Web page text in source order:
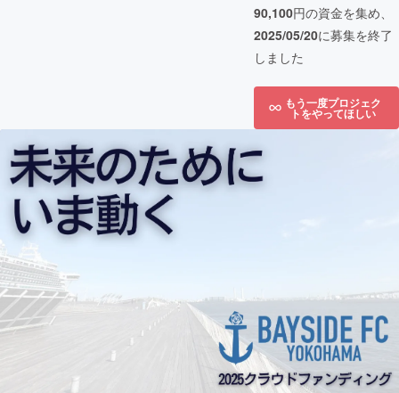
90,100円の資金を集め、
2025/05/20に募集を終了
しました
もう一度プロジェク
トをやってほしい